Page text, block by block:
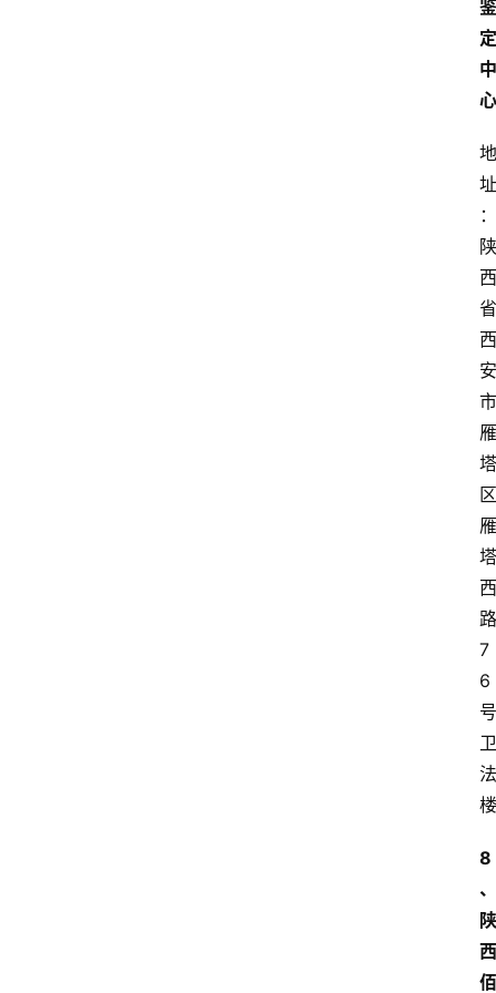
鉴
定
中
心
地
址
：
陕
西
省
西
安
市
雁
塔
区
雁
塔
西
路
7
6
号
卫
法
楼
8
、
陕
西
佰